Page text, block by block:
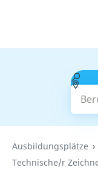
Ausbildungsplätze
Technische/r